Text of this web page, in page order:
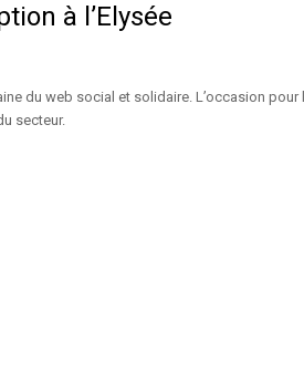
à l’Elysée
du web social et solidaire. L’occasion pour
secteur.